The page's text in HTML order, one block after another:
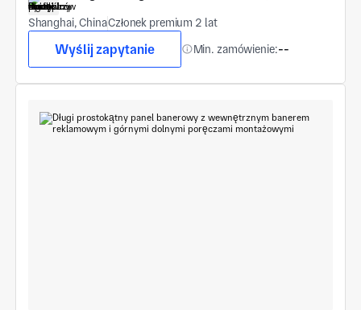
Shanghai, ChinaCzłonek premium 2 lat
Wyślij zapytanie Min. zamówienie:--